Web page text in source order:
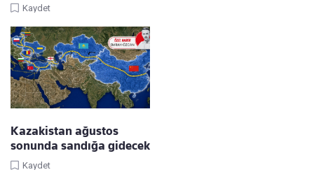
Kaydet
Kazakistan ağustos
sonunda sandığa gidecek
Kaydet